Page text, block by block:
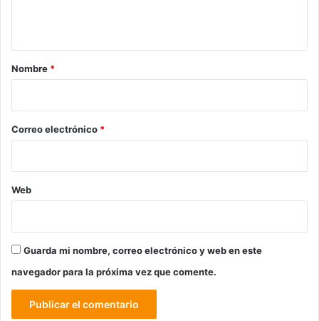
r
*
Nombre *
Correo electrónico *
Web
Guarda mi nombre, correo electrónico y web en este
navegador para la próxima vez que comente.